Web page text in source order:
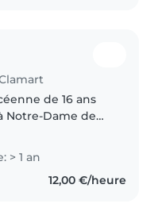
de 16 ans
Notre-Dame de
auprès de
j'accompagne
la maternelle..
> 1 an
12,00 €/heure